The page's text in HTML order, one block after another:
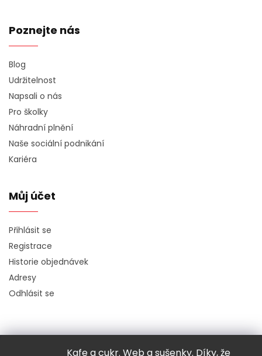
Kafe a cukr. Web a sušenky. Díky, že
Poznejte nás
Blog
Udržitelnost
Napsali o nás
Pro školky
Náhradní plnění
Naše sociální podnikání
Kariéra
Můj účet
Přihlásit se
Registrace
Historie objednávek
Adresy
Odhlásit se